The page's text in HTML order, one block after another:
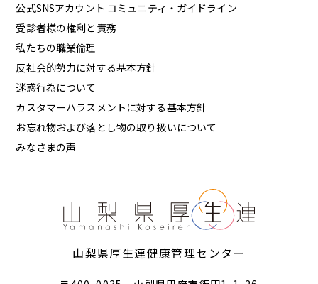
公式SNSアカウント コミュニティ・ガイドライン
受診者様の権利と責務
私たちの職業倫理
反社会的勢力に対する基本方針
迷惑行為について
カスタマーハラスメントに対する基本方針
お忘れ物および落とし物の取り扱いについて
みなさまの声
山梨県厚生連健康管理センター